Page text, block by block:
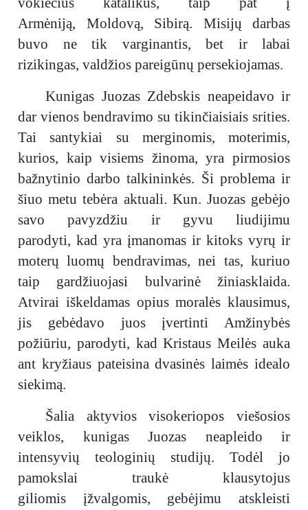
Armėniją, Moldovą, Sibirą. Misijų darbas
buvo ne tik varginantis, bet ir labai
rizikingas, valdžios pareigūnų persekiojamas.
Kunigas Juozas Zdebskis neapeidavo ir
dar vienos bendravimo su tikinčiaisiais srities.
Tai santykiai su merginomis, moterimis,
kurios, kaip visiems žinoma, yra pirmosios
bažnytinio darbo talkininkės. Ši problema ir
šiuo metu tebėra aktuali. Kun. Juozas gebėjo
savo pavyzdžiu ir gyvu liudijimu
parodyti, kad yra įmanomas ir kitoks vyrų ir
moterų luomų bendravimas, nei tas, kuriuo
taip gardžiuojasi bulvarinė žiniasklaida.
Atvirai iškeldamas opius moralės klausimus,
jis gebėdavo juos įvertinti Amžinybės
požiūriu, parodyti, kad Kristaus Meilės auka
ant kryžiaus pateisina dvasinės laimės idealo
siekimą.
Šalia aktyvios visokeriopos viešosios
veiklos, kunigas Juozas neapleido ir
intensyvių teologinių studijų. Todėl jo
pamokslai traukė klausytojus
giliomis įžvalgomis, gebėjimu atskleisti